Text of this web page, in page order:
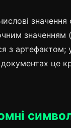
значенням
з артефактом;
це